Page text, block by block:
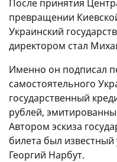
После принятия
превращении
Украинский
директором стал
Именно он подписал
самостоятельного
государственный
рублей,
Автором эскиза
билета был
Георгий Нарбут.